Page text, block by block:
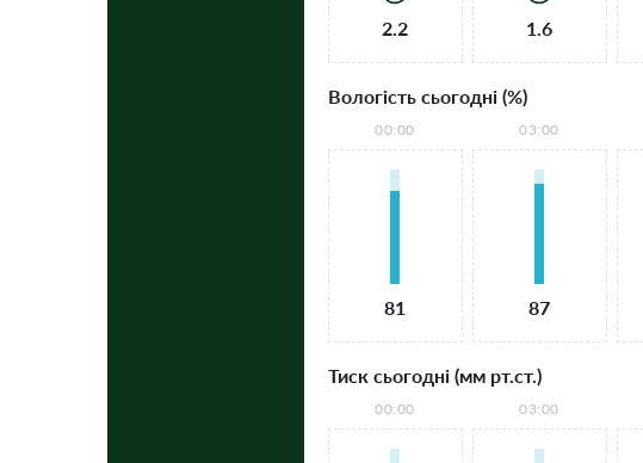
2.2 1.6
Вологість сьогодні (%)
00:00
81
03:00
87
Тиск сьогодні (мм рт.ст.)
00:00 03:00